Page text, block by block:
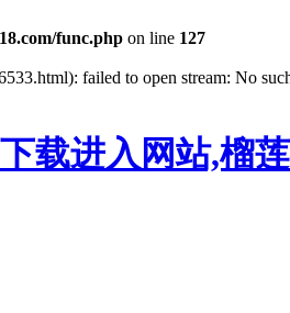
func.php on line 127
failed to open stream: No
载进入网站,榴